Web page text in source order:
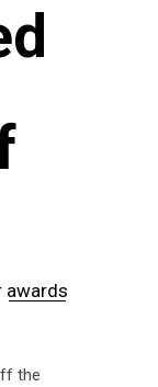
awards
the